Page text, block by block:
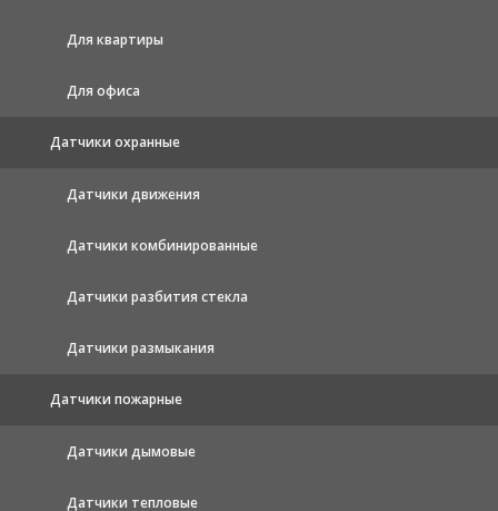
Для квартиры
Для офиса
Датчики охранные
Датчики движения
Датчики комбинированные
Датчики разбития стекла
Датчики размыкания
Датчики пожарные
Датчики дымовые
Датчики тепловые